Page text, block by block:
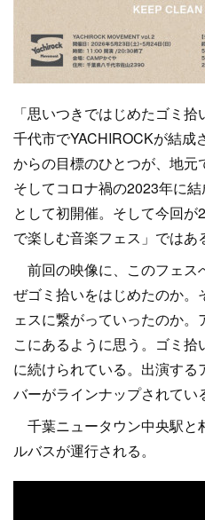
「思いつきではじめたゴミ
千代市でYACHIROCKが結成
からの目標のひとつが、地元
そしてコロナ禍の2023年に
として初開催。そして今回
で楽しむ音楽フェス」ではあ
前回の映像に、このフェス
ぜゴミ拾いをはじめたのか。
ェスに繋がっていったのか
こにあるように思う。ゴミ
に続けられている。出演す
バーがラインナップされてい
千葉ニュータウン中央駅と
ルバスが運行される。